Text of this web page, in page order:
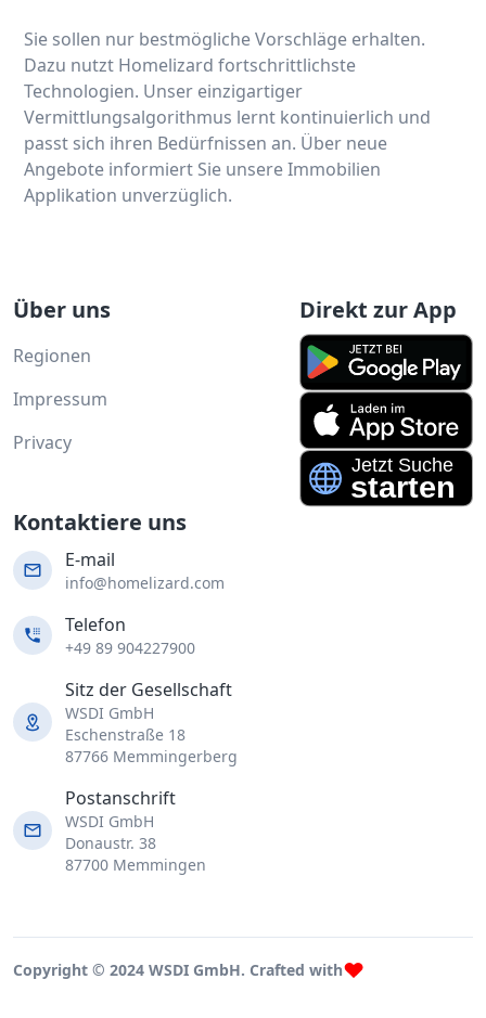
Sie sollen nur bestmögliche Vorschläge erhalten.
Dazu nutzt Homelizard fortschrittlichste
Technologien. Unser einzigartiger
Vermittlungsalgorithmus lernt kontinuierlich und
passt sich ihren Bedürfnissen an. Über neue
Angebote informiert Sie unsere Immobilien
Applikation unverzüglich.
Über uns
Regionen
Impressum
Privacy
Direkt zur App
Kontaktiere uns
E-mail
info@homelizard.com
Telefon
+49 89 904227900
Sitz der Gesellschaft
WSDI GmbH
Eschenstraße 18
87766 Memmingerberg
Postanschrift
WSDI GmbH
Donaustr. 38
87700 Memmingen
Copyright © 2024 WSDI GmbH. Crafted with